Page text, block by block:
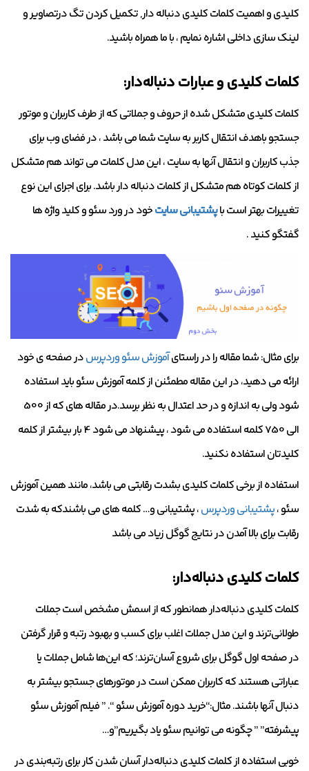
کلیدی و اهمیت کلمات کلیدی دنباله دار, تکمیل کردن تگ درتصاویر و
لینک سازی داخلی اشاره نمایم ، با ما همراه باشید.
کلمات کلیدی و عبارات دنباله‌دار:
کلمات کلیدی متشکل شده از حروف و جملاتی که از طرف کاربران و موتور
جستجو باهدف انتقال کاربر به سایت شما می باشد ، در فضای وب برای
جذب کاربران و انتقال آنها به سایت ، این مدل کلمات می تواند هم متشکل
از کلمات کوتاه هم متشکل از کلمات دنباله دار باشد. برای اجرای این نوع
تغییرات بهتر است باپشتیبانی سایتخود در ورد سئو و کلید واژه ها
گفتگو کنید .
برای مثال: شما مقاله را در راستایآموزش سئو وردپرسدر صفحه ی خود
ارائه می دهید، در این مقاله مطمئنن از کلمه آموزش سئو باید استفاده
شود ولی به اندازه و در حد اعتدال به نظر برسد.در مقاله های که از 500
الی 750 کلمه استفاده می شود ، پیشنهاد می شود 4 بار بیشتر از کلمه
کلیدتان استفاده نکنید.
استفاده از برخی کلمات کلیدی بشدت رقابتی می باشد، مانند همین آموزش
سئو ،پشتیبانی وردپرس، پشتیبانی و… کلمه های می باشندکه به شدت
رقابت برای بالا آمدن در نتایج گوگل زیاد می باشد
کلمات کلیدی دنباله‌دار:
کلمات کلیدی دنباله‌دار همانطور که از اسمش مشخص است جملات
طولانی‌ترند و این مدل جملات اغلب برای کسب و بهبود رتبه و قرار گرفتن
در صفحه اول گوگل برای شروع آسان‌ترند؛ که این‌ها شامل جملات یا
عباراتی هستند که کاربران ممکن است در موتورهای جستجو بیشتر به
دنبال آنها باشند. مثال:“خرید دوره آموزش سئو “. ” فیلم آموزش سئو
پیشرفته” ” چگونه می توانیم سئو یاد بگیریم”و…
خوبی استفاده از کلمات کلیدی دنباله‌دار آسان شدن کار برای رتبه‌بندی در